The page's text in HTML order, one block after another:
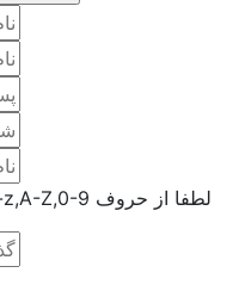
لطفا از حروف a-z,A-Z,0-9 استفاده نمایید - حداقل 5 کاراکتر